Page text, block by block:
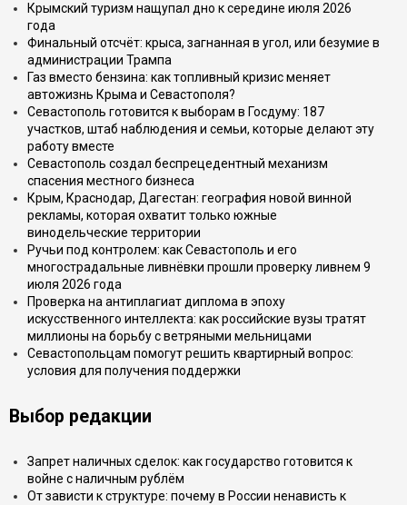
Крымский туризм нащупал дно к середине июля 2026
года
Финальный отсчёт: крыса, загнанная в угол, или безумие в
администрации Трампа
Газ вместо бензина: как топливный кризис меняет
автожизнь Крыма и Севастополя?
Севастополь готовится к выборам в Госдуму: 187
участков, штаб наблюдения и семьи, которые делают эту
работу вместе
Севастополь создал беспрецедентный механизм
спасения местного бизнеса
Крым, Краснодар, Дагестан: география новой винной
рекламы, которая охватит только южные
винодельческие территории
Ручьи под контролем: как Севастополь и его
многострадальные ливнёвки прошли проверку ливнем 9
июля 2026 года
Проверка на антиплагиат диплома в эпоху
искусственного интеллекта: как российские вузы тратят
миллионы на борьбу с ветряными мельницами
Севастопольцам помогут решить квартирный вопрос:
условия для получения поддержки
Выбор редакции
Запрет наличных сделок: как государство готовится к
войне с наличным рублём
От зависти к структуре: почему в России ненависть к